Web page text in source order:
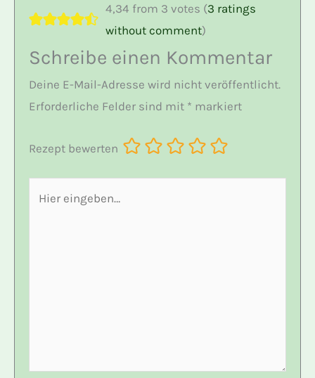
4,34 from 3 votes (3 ratings
without comment)
Schreibe einen Kommentar
Deine E-Mail-Adresse wird nicht veröffentlicht.
Erforderliche Felder sind mit * markiert
Rezept bewerten
eingeben…